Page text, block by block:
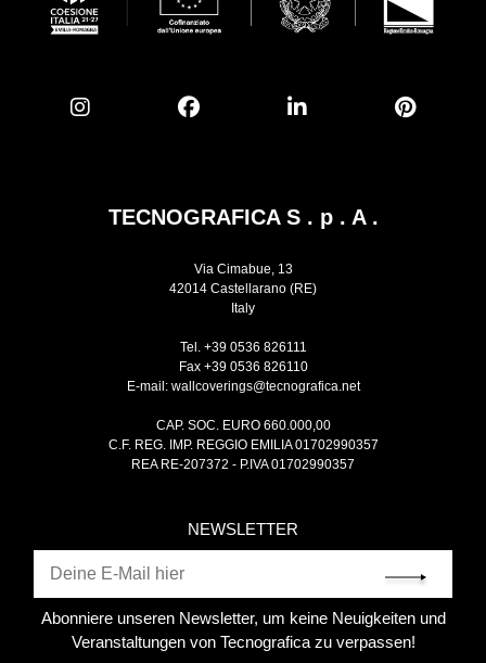
NEWSLETTER
Abonniere unseren Newsletter, um keine Neuigkeiten und
Veranstaltungen von Tecnografica zu verpassen!
TECNOGRAFICA S . p . A .
Via Cimabue, 13
42014 Castellarano (RE)
Italy
Tel. +39 0536 826111
Fax +39 0536 826110
E-mail: wallcoverings@tecnografica.net
CAP. SOC. EURO 660.000,00
C.F. REG. IMP. REGGIO EMILIA 01702990357
REA RE-207372 - P.IVA 01702990357